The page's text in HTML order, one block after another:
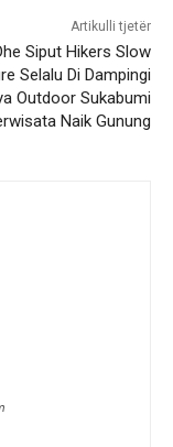
Artikulli tjetër
Siput Hikers Slow
Selalu Di Dampingi
Outdoor Sukabumi
Naik Gunung